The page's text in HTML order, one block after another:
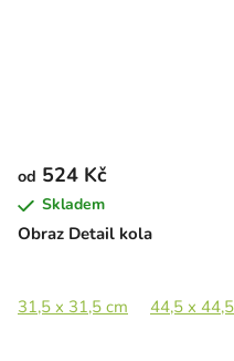
Obraz Detail kola
od 524 Kč
Skladem
31,5 x 31,5 cm 44,5 x